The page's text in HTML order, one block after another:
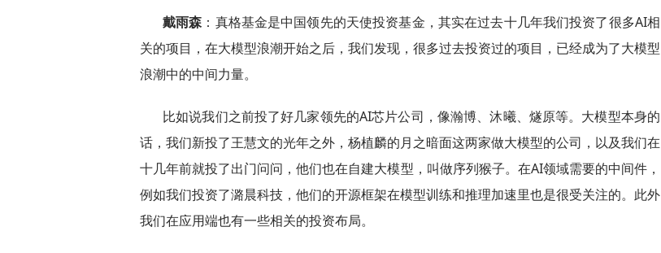
戴雨森 ：真格基金是中国领先的天使投资基金，其实在过去十几年我们投资了很多AI相
关的项目，在大模型浪潮开始之后，我们发现，很多过去投资过的项目，已经成为了大模型
浪潮中的中间力量。
比如说我们之前投了好几家领先的AI芯片公司，像瀚博、沐曦、燧原等。大模型本身的
话，我们新投了王慧文的光年之外，杨植麟的月之暗面这两家做大模型的公司，以及我们在
十几年前就投了出门问问，他们也在自建大模型，叫做序列猴子。在AI领域需要的中间件，
例如我们投资了潞晨科技，他们的开源框架在模型训练和推理加速里也是很受关注的。此外
我们在应用端也有一些相关的投资布局。